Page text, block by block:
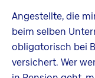
Angestellte, die
beim selben
obligatorisch bei
versichert. Wer